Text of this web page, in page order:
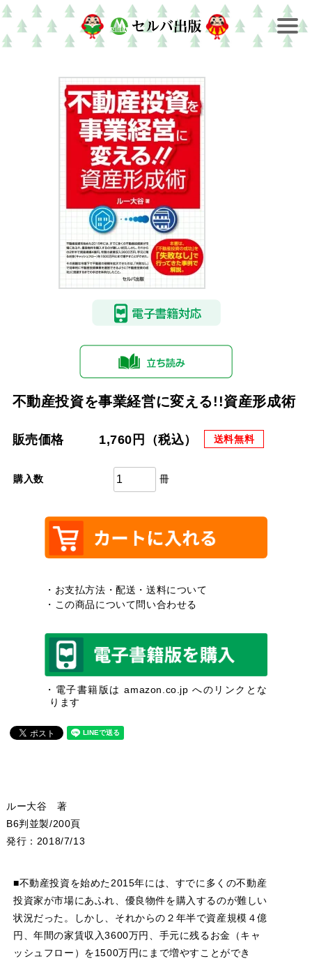
不動産投資を事業経営に変える!!資産形成術
販売価格 1,760円（税込） 送料無料
購入数 冊
・お支払方法・配送・送料について
・この商品について問い合わせる
・電子書籍版は amazon.co.jp へのリンクとな
ります
ルー大谷 著
B6判並製/200頁
発行：2018/7/13
■不動産投資を始めた2015年には、すでに多くの不動産
投資家が市場にあふれ、優良物件を購入するのが難しい
状況だった。しかし、それからの２年半で資産規模４億
円、年間の家賃収入3600万円、手元に残るお金（キャ
ッシュフロー）を1500万円にまで増やすことができ